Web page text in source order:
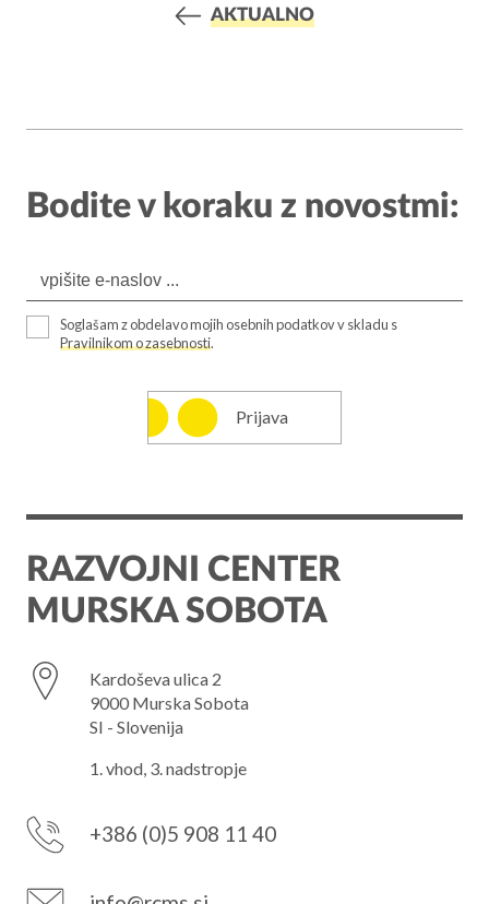
AKTUALNO
Bodite v koraku z novostmi:
Soglašam z obdelavo mojih osebnih podatkov v skladu s
Pravilnikom o zasebnosti.
Prijava
RAZVOJNI CENTER
MURSKA SOBOTA
Kardoševa ulica 2
9000 Murska Sobota
SI - Slovenija
1. vhod, 3. nadstropje
+386 (0)5 908 11 40